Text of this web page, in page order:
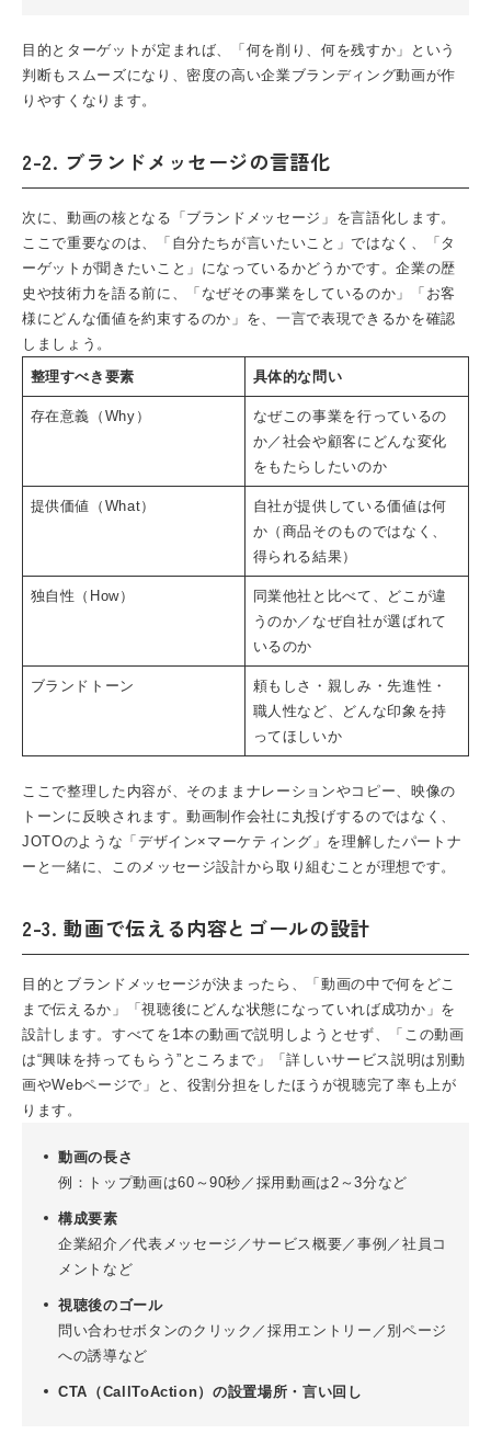
目的とターゲットが定まれば、「何を削り、何を残すか」という
判断もスムーズになり、密度の高い企業ブランディング動画が作
りやすくなります。
2-2. ブランドメッセージの言語化
次に、動画の核となる「ブランドメッセージ」を言語化します。
ここで重要なのは、「自分たちが言いたいこと」ではなく、「タ
ーゲットが聞きたいこと」になっているかどうかです。企業の歴
史や技術力を語る前に、「なぜその事業をしているのか」「お客
様にどんな価値を約束するのか」を、一言で表現できるかを確認
しましょう。
整理すべき要素
具体的な問い
存在意義（Why）
なぜこの事業を行っているの
か／社会や顧客にどんな変化
をもたらしたいのか
提供価値（What）
自社が提供している価値は何
か（商品そのものではなく、
得られる結果）
独自性（How）
同業他社と比べて、どこが違
うのか／なぜ自社が選ばれて
いるのか
ブランドトーン
頼もしさ・親しみ・先進性・
職人性など、どんな印象を持
ってほしいか
ここで整理した内容が、そのままナレーションやコピー、映像の
トーンに反映されます。動画制作会社に丸投げするのではなく、
JOTOのような「 デザイン×マーケティング 」を理解したパートナ
ーと一緒に、このメッセージ設計から取り組むことが理想です。
2-3. 動画で伝える内容とゴールの設計
目的とブランドメッセージが決まったら、「動画の中で何をどこ
まで伝えるか」「視聴後にどんな状態になっていれば成功か」を
設計します。すべてを1本の動画で説明しようとせず、「この動画
は“興味を持ってもらう”ところまで」「詳しいサービス説明は別動
画やWebページで」と、役割分担をしたほうが視聴完了率も上が
ります。
動画の長さ
例：トップ動画は60～90秒／採用動画は2～3分など
構成要素
企業紹介／代表メッセージ／サービス概要／事例／社員コ
メントなど
視聴後のゴール
問い合わせボタンのクリック／採用エントリー／別ページ
への誘導など
CTA（CallToAction）の設置場所・言い回し